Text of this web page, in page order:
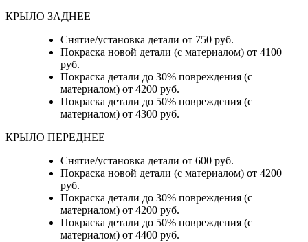
КРЫЛО ЗАДНЕЕ
Снятие/установка детали от 750 руб.
Покраска новой детали (с материалом) от 4100
руб.
Покраска детали до 30% повреждения (с
материалом) от 4200 руб.
Покраска детали до 50% повреждения (с
материалом) от 4300 руб.
КРЫЛО ПЕРЕДНЕЕ
Снятие/установка детали от 600 руб.
Покраска новой детали (с материалом) от 4200
руб.
Покраска детали до 30% повреждения (с
материалом) от 4200 руб.
Покраска детали до 50% повреждения (с
материалом) от 4400 руб.